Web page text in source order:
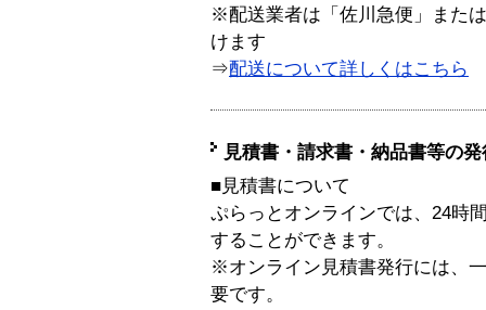
※配送業者は「佐川急便」また
けます
⇒配送について詳しくはこちら
見積書・請求書・納品書等の
■見積書について
ぷらっとオンラインでは、24時
することができます。
※オンライン見積書発行には、
要です。